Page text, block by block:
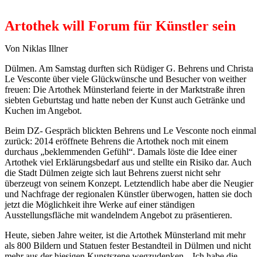
Artothek will Forum für Künstler sein
Von Niklas Illner
Dülmen. Am Samstag durften sich Rüdiger G. Behrens und Christa
Le Vesconte über viele Glückwünsche und Besucher von weither
freuen: Die Artothek Münsterland feierte in der Marktstraße ihren
siebten Geburtstag und hatte neben der Kunst auch Getränke und
Kuchen im Angebot.
Beim DZ- Gespräch blickten Behrens und Le Vesconte noch einmal
zurück: 2014 eröffnete Behrens die Artothek noch mit einem
durchaus „beklemmenden Gefühl“. Damals löste die Idee einer
Artothek viel Erklärungsbedarf aus und stellte ein Risiko dar. Auch
die Stadt Dülmen zeigte sich laut Behrens zuerst nicht sehr
überzeugt von seinem Konzept. Letztendlich habe aber die Neugier
und Nachfrage der regionalen Künstler überwogen, hatten sie doch
jetzt die Möglichkeit ihre Werke auf einer ständigen
Ausstellungsfläche mit wandelndem Angebot zu präsentieren.
Heute, sieben Jahre weiter, ist die Artothek Münsterland mit mehr
als 800 Bildern und Statuen fester Bestandteil in Dülmen und nicht